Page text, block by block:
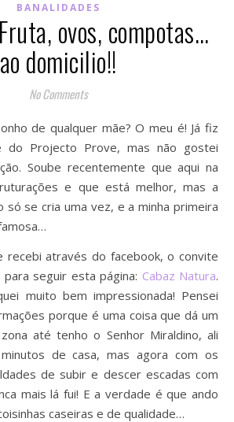
BANALIDADES
ovos, compotas…
ao domicilio!!
No Comments
do Projecto Prove, mas não gostei
Soube recentemente que aqui na
e que está melhor, mas a
só se cria uma vez, e a minha primeira
recebi através do facebook, o convite
seguir esta página: Cabaz Natura.
muito bem impressionada! Pensei
porque é uma coisa que dá um
até tenho o Senhor Miraldino, ali
de casa, mas agora com os
de subir e descer escadas com
mais lá fui! E a verdade é que ando
caseiras e de qualidade…